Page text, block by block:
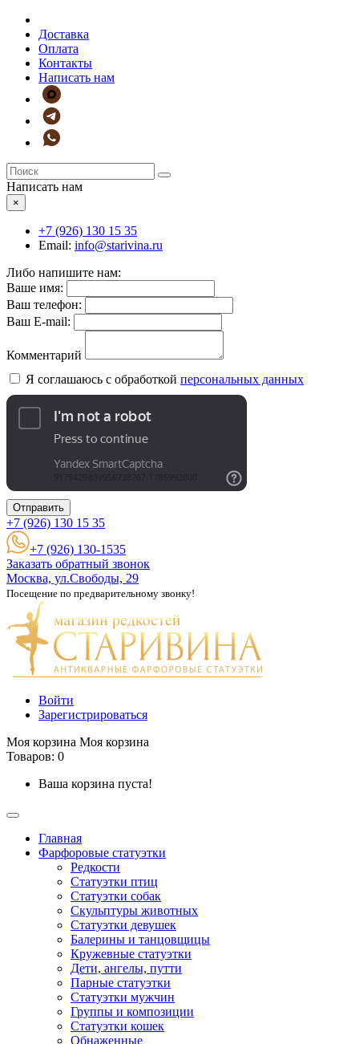
Доставка
Оплата
Контакты
Написать нам
Написать нам
×
+7 (926) 130 15 35
Email: info@starivina.ru
Либо напишите нам:
Ваше имя:
Ваш телефон:
Ваш E-mail:
Комментарий
Я соглашаюсь с обработкой персональных данных
Отправить
+7 (926) 130 15 35
+7 (926) 130-1535
Заказать обратный звонок
Москва, ул.Свободы, 29
Посещение по предварительному звонку!
Войти
Зарегистрироваться
Моя корзина Моя корзина
Товаров: 0
Ваша корзина пуста!
Главная
Фарфоровые статуэтки
Редкости
Cтатуэтки птиц
Cтатуэтки собак
Скульптуры животных
Статуэтки девушек
Балерины и танцовщицы
Кружевные статуэтки
Дети, ангелы, путти
Парные статуэтки
Статуэтки мужчин
Группы и композиции
Статуэтки кошек
Обнаженные